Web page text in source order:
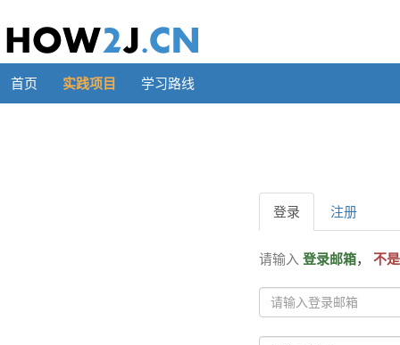
首页 实践项目 学习路线
登录 注册
请输入 登录邮箱， 不